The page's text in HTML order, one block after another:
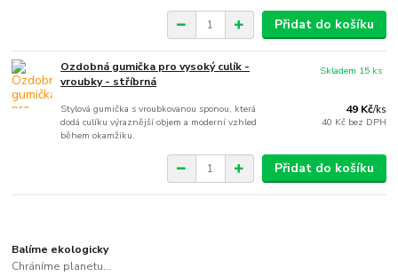
Přidat do košíku
Ozdobná gumička pro vysoký culík -
vroubky - stříbrná
Stylová gumička s vroubkovanou sponou, která
dodá culíku výraznější objem a moderní vzhled
během okamžiku.
49 Kč/ks
40 Kč bez DPH
Skladem 15 ks
Přidat do košíku
Balíme ekologicky
Chráníme planetu...